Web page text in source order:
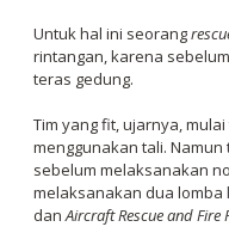
Untuk hal ini seorang
rintangan, karena
teras gedung.
Tim yang fit, ujarnya,
menggunakan tali.
sebelum melaksanakan
melaksanakan dua lomba
danAircraft Rescue and Fire